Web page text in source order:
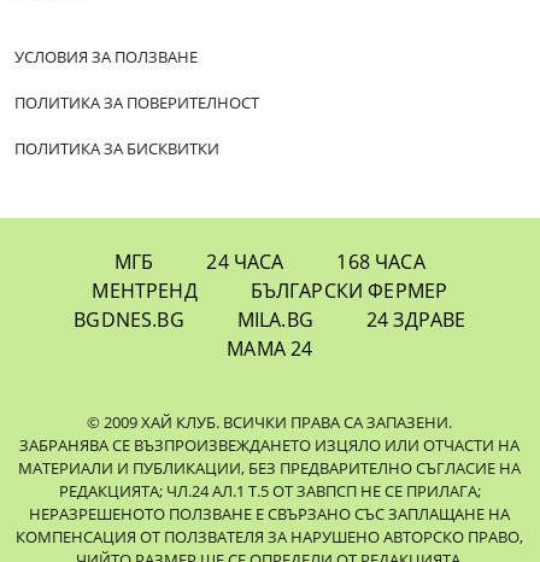
УСЛОВИЯ ЗА ПОЛЗВАНЕ
ПОЛИТИКА ЗА ПОВЕРИТЕЛНОСТ
ПОЛИТИКА ЗА БИСКВИТКИ
МГБ 24 ЧАСА
168 ЧАСА
МЕНТРЕНД
БЪЛГАРСКИ ФЕРМЕР
BGDNES.BG
MILA.BG
24 ЗДРАВЕ
МАМА 24
© 2009 ХАЙ КЛУБ. ВСИЧКИ ПРАВА СА ЗАПАЗЕНИ.
ЗАБРАНЯВА СЕ ВЪЗПРОИЗВЕЖДАНЕТО ИЗЦЯЛО ИЛИ ОТЧАСТИ НА
МАТЕРИАЛИ И ПУБЛИКАЦИИ, БЕЗ ПРЕДВАРИТЕЛНО СЪГЛАСИЕ НА
РЕДАКЦИЯТА; ЧЛ.24 АЛ.1 Т.5 ОТ ЗАВПСП НЕ СЕ ПРИЛАГА;
НЕРАЗРЕШЕНОТО ПОЛЗВАНЕ Е СВЪРЗАНО СЪС ЗАПЛАЩАНЕ НА
КОМПЕНСАЦИЯ ОТ ПОЛЗВАТЕЛЯ ЗА НАРУШЕНО АВТОРСКО ПРАВО,